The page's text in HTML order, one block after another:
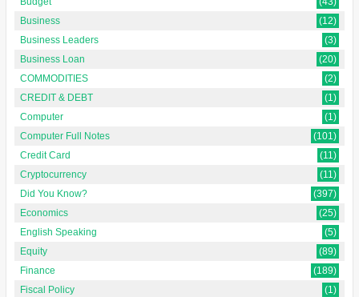
Business
(12)
Business Leaders
(3)
Business Loan
(20)
COMMODITIES
(2)
CREDIT & DEBT
(1)
Computer
(1)
Computer Full Notes
(101)
Credit Card
(11)
Cryptocurrency
(11)
Did You Know?
(397)
Economics
(25)
English Speaking
(5)
Equity
(89)
Finance
(189)
Fiscal Policy
(1)